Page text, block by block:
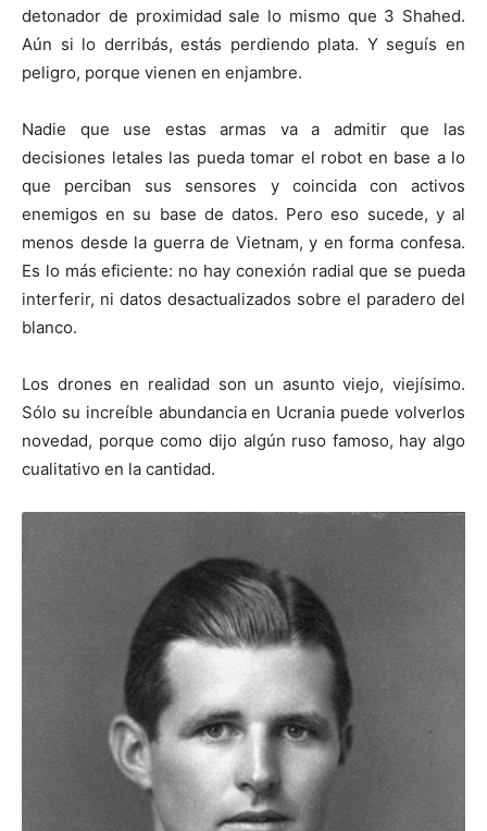
detonador de proximidad sale lo mismo que 3 Shahed.
Aún si lo derribás, estás perdiendo plata. Y seguís en
peligro, porque vienen en enjambre.
Nadie que use estas armas va a admitir que las
decisiones letales las pueda tomar el robot en base a lo
que perciban sus sensores y coincida con activos
enemigos en su base de datos. Pero eso sucede, y al
menos desde la guerra de Vietnam, y en forma confesa.
Es lo más eficiente: no hay conexión radial que se pueda
interferir, ni datos desactualizados sobre el paradero del
blanco.
Los drones en realidad son un asunto viejo, viejísimo.
Sólo su increíble abundancia en Ucrania puede volverlos
novedad, porque como dijo algún ruso famoso, hay algo
cualitativo en la cantidad.